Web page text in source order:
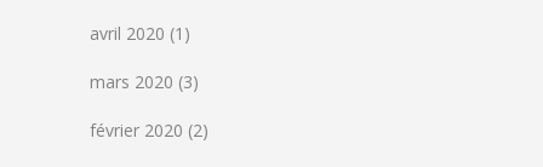
avril 2020 (1)
mars 2020 (3)
février 2020 (2)